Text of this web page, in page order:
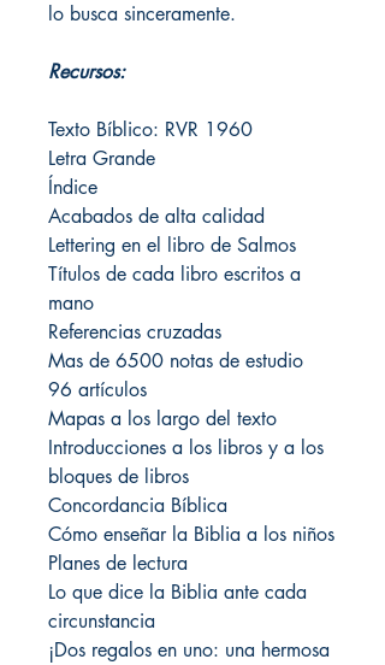
lo busca sinceramente.
Recursos:
Texto Bíblico: RVR 1960
Letra Grande
Índice
Acabados de alta calidad
Lettering en el libro de Salmos
Títulos de cada libro escritos a
mano
Referencias cruzadas
Mas de 6500 notas de estudio
96 artículos
Mapas a los largo del texto
Introducciones a los libros y a los
bloques de libros
Concordancia Bíblica
Cómo enseñar la Biblia a los niños
Planes de lectura
Lo que dice la Biblia ante cada
circunstancia
¡Dos regalos en uno: una hermosa